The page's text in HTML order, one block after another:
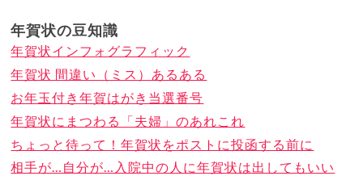
年賀状の豆知識
年賀状インフォグラフィック
年賀状 間違い（ミス）あるある
お年玉付き年賀はがき当選番号
年賀状にまつわる「夫婦」のあれこれ
ちょっと待って！年賀状をポストに投函する前に
相手が…自分が…入院中の人に年賀状は出してもいい